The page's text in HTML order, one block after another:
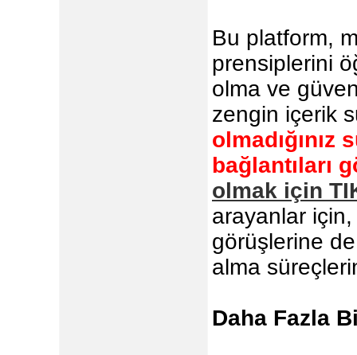
Bu platform,
prensiplerini
olma ve
zengin içerik
bağlantıları
olmak için
arayanlar
görüşlerine
alma
Daha Fazla